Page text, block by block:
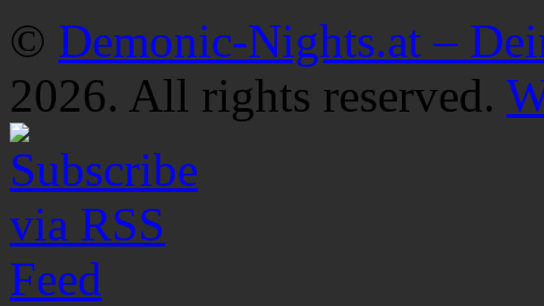
© Demonic-Nights.at –
2026. All rights reserved.